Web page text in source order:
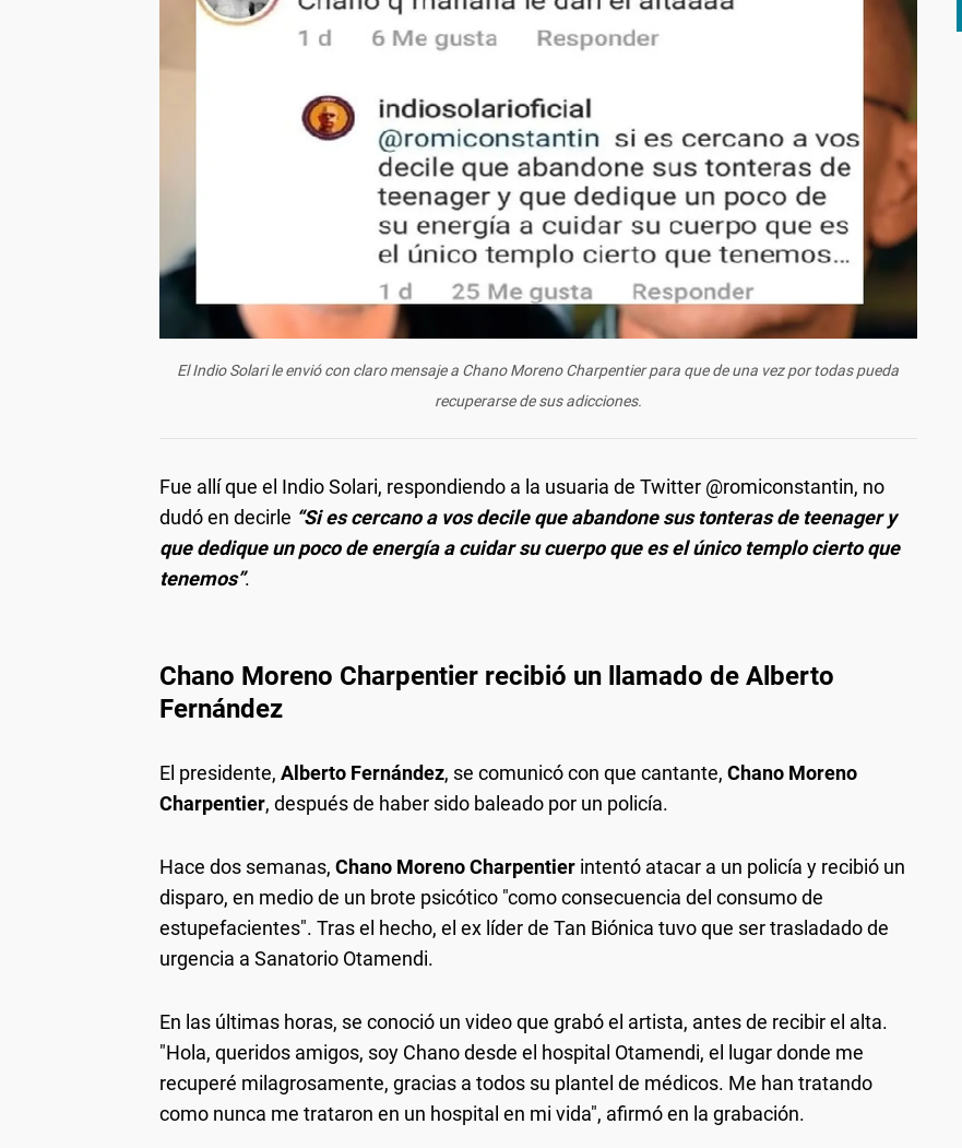
El Indio Solari le envió con claro mensaje a Chano Moreno Charpentier para que de una vez por todas pueda
recuperarse de sus adicciones.
Fue allí que el Indio Solari, respondiendo a la usuaria de Twitter @romiconstantin, no
dudó en decirle “Si es cercano a vos decile que abandone sus tonteras de teenager y
que dedique un poco de energía a cuidar su cuerpo que es el único templo cierto que
tenemos”.
Chano Moreno Charpentier recibió un llamado de Alberto
Fernández
El presidente, Alberto Fernández, se comunicó con que cantante, Chano Moreno
Charpentier, después de haber sido baleado por un policía.
Hace dos semanas, Chano Moreno Charpentier intentó atacar a un policía y recibió un
disparo, en medio de un brote psicótico "como consecuencia del consumo de
estupefacientes". Tras el hecho, el ex líder de Tan Biónica tuvo que ser trasladado de
urgencia a Sanatorio Otamendi.
En las últimas horas, se conoció un video que grabó el artista, antes de recibir el alta.
"Hola, queridos amigos, soy Chano desde el hospital Otamendi, el lugar donde me
recuperé milagrosamente, gracias a todos su plantel de médicos. Me han tratando
como nunca me trataron en un hospital en mi vida", afirmó en la grabación.